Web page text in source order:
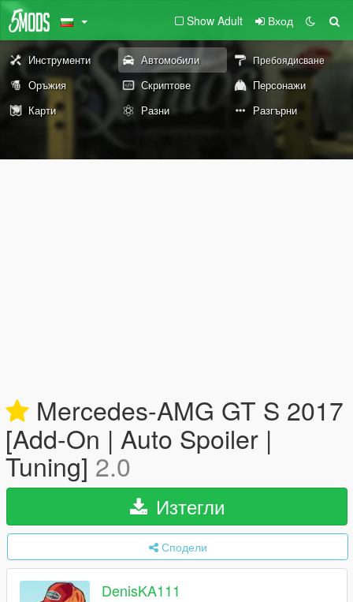
Show Adult Вход
Инструменти Автомобили Пребоядисване
Оръжия Скриптове
Персонажи
Карти
Разни Разгърни
Mercedes-AMG GT S 2017
[Add-On | Auto Spoiler |
Tuning] 2.0
Изтегли
Сподели
DenisKA111